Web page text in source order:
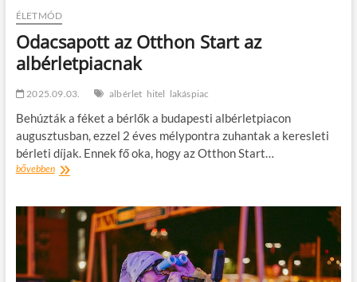
ÉLETMÓD
Odacsapott az Otthon Start az
albérletpiacnak
2025.09.03. albérlet hitel lakáspiac
Behúzták a féket a bérlők a budapesti albérletpiacon
augusztusban, ezzel 2 éves mélypontra zuhantak a keresleti
bérleti díjak. Ennek fő oka, hogy az Otthon Start…
bővebbenOdacsapott
Start
albérletpiacnak